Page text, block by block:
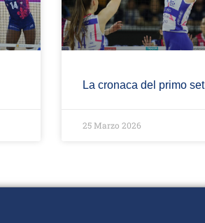
La cronaca del primo set
25 Marzo 2026